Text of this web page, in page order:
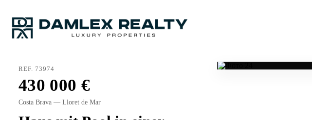
REF. 73974
430 000
Costa Brava — Lloret de Mar